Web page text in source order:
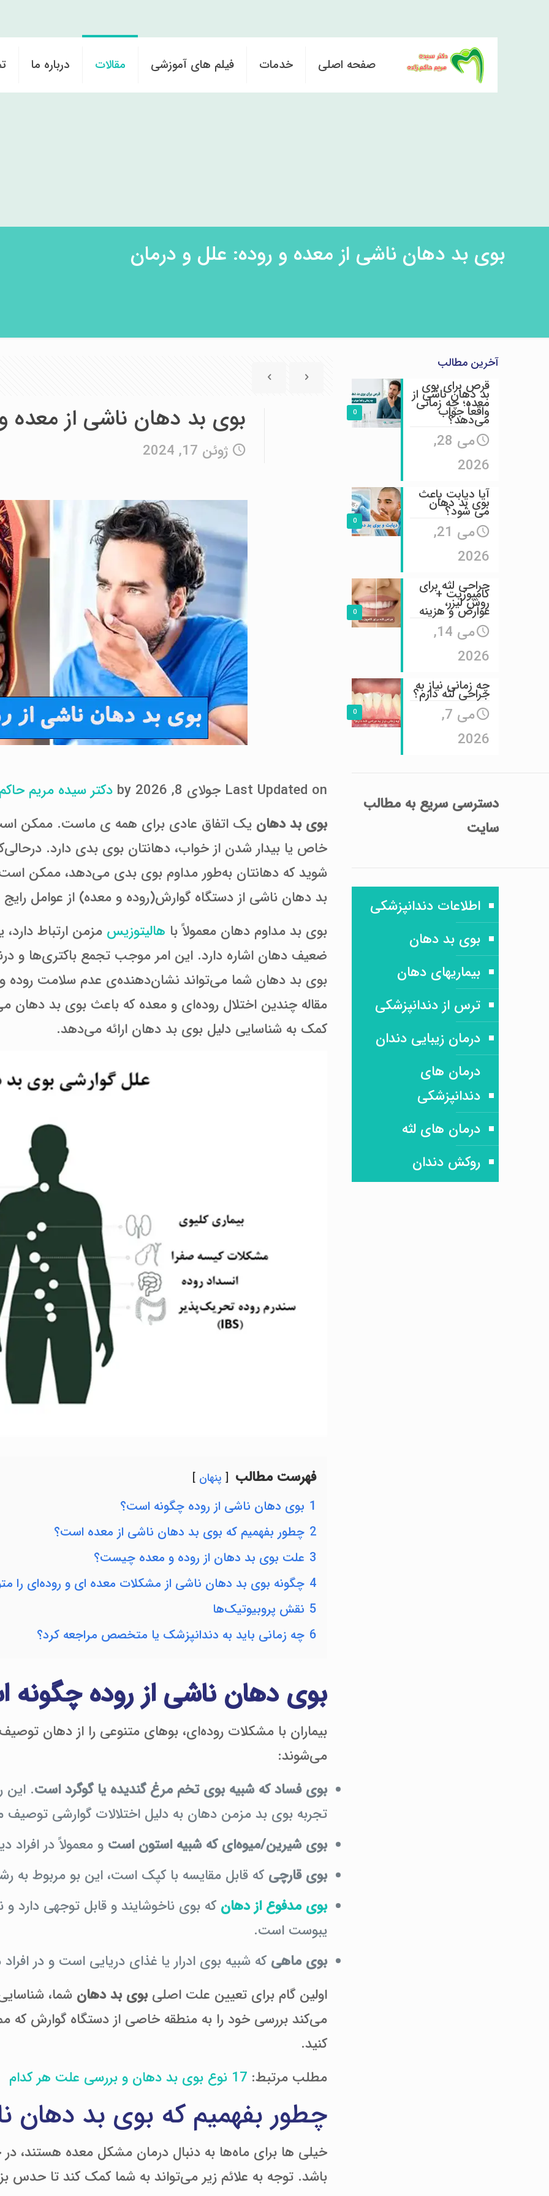
صفحه اصلی خدمات فیلم های آموزشی مقالات درباره ما
بوی بد دهان ناشی از معده و روده: علل و درمان
بوی بد دهان ناشی از معده
ژوئن 17, 2024
Last Updated on جولای 8, 2026 by
دکتر سیده مریم
بوی بد دهان یک اتفاق عادی برای همه­ ی ماست. ممکن
خاص یا بیدار شدن از خواب، دهانتان بوی بدی دارد.
شوید که دهانتان به‌طور مداوم بوی بدی می‌دهد، ممکن
بد دهان ناشی از دستگاه گوارش(روده و معده) از عوامل
بوی بد مداوم دهان معمولاً با هالیتوزیس مزمن ارتباط
ضعیف دهان اشاره دارد. این امر موجب تجمع باکتری‌ها و
بوی بد دهان شما می‌تواند نشان‌دهنده‌ی عدم سلامت روده
مقاله چندین اختلال روده‌ای و معده که باعث بوی بد دهان
کمک به شناسایی دلیل بوی بد دهان ارائه می‌دهد.
فهرست مطالب پنهان
1 بوی دهان ناشی از روده چگونه است؟
2 چطور بفهمیم که بوی بد دهان ناشی از معده است؟
3 علت بوی بد دهان از روده و معده چیست؟
4 چگونه بوی بد دهان ناشی از مشکلات معده ای و روده‌ای را
5 نقش پروبیوتیک‌ها
6 چه زمانی باید به دندانپزشک یا متخصص مراجعه کرد؟
بوی دهان ناشی از روده
بیماران با مشکلات روده‌ای، بوهای متنوعی را از دهان
می‌شوند:
بوی فساد که شبیه بوی تخم مرغ گندیده یا گوگرد است. این
تجربه بوی بد مزمن دهان به دلیل اختلالات گوارشی توصیف
بوی شیرین/میوه‌ای که شبیه استون است و معمولاً در
بوی قارچی که قابل مقایسه با کپک است، این بو مربوط به
بوی مدفوع از دهان که بوی ناخوشایند و قابل توجهی دارد
یبوست است.
بوی ماهی که شبیه بوی ادرار یا غذای دریایی است و در
اولین گام برای تعیین علت اصلیبوی بد دهان شما،
می‌کند بررسی خود را به منطقه خاصی از دستگاه گوارش که
کنید.
مطلب مرتبط: 17 نوع بوی بد دهان و بررسی علت هر کدام
چطور بفهمیم که بوی بد دهان
خیلی ها برای ماه‌ها به دنبال درمان مشکل معده هستند،
باشد. توجه به علائم زیر می‌تواند به شما کمک کند تا حدس
آخرین مطالب
0
قرص برای بوی
بد دهان ناشی از
معده؛ چه زمانی
واقعاً جواب
می‌دهد؟
می 28,
2026
0
آیا دیابت باعث
بوی بد دهان
می شود؟
می 21,
2026
0
جراحی لثه برای
کامپوزیت +
روش لیزر،
عوارض و هزینه
می 14,
2026
0
چه زمانی نیاز به
جراحی لثه دارم؟
می 7,
2026
دسترسی سریع به مطالب
سایت
اطلاعات دندانپزشکی
بوی بد دهان
بیماریهای دهان
ترس از دندانپزشکی
درمان زیبایی دندان
درمان های
دندانپزشکی
درمان های لثه
روکش دندان